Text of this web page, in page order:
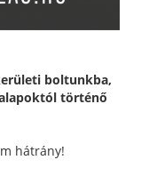
boltunkba,
történő
hátrány!